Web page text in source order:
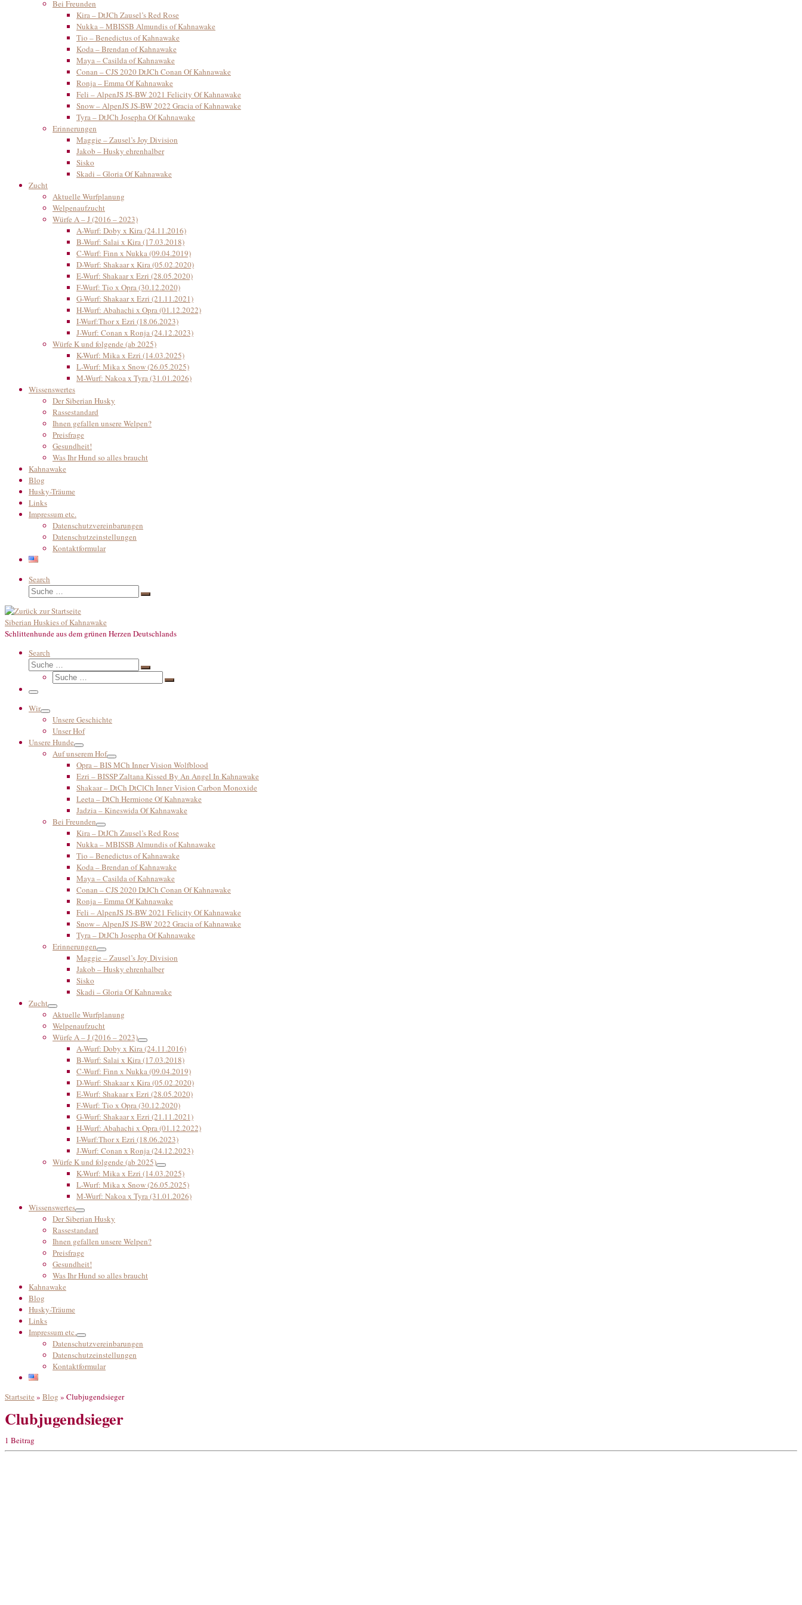
Bei Freunden
Kira – DtJCh Zausel’s Red Rose
Nukka – MBISSB Almundis of Kahnawake
Tio – Benedictus of Kahnawake
Koda – Brendan of Kahnawake
Maya – Casilda of Kahnawake
Conan – CJS 2020 DtJCh Conan Of Kahnawake
Ronja – Emma Of Kahnawake
Feli – AlpenJS JS-BW 2021 Felicity Of Kahnawake
Snow – AlpenJS JS-BW 2022 Gracia of Kahnawake
Tyra – DtJCh Josepha Of Kahnawake
Erinnerungen
Maggie – Zausel’s Joy Division
Jakob – Husky ehrenhalber
Sisko
Skadi – Gloria Of Kahnawake
Zucht
Aktuelle Wurfplanung
Welpenaufzucht
Würfe A – J (2016 – 2023)
A-Wurf: Doby x Kira (24.11.2016)
B-Wurf: Salai x Kira (17.03.2018)
C-Wurf: Finn x Nukka (09.04.2019)
D-Wurf: Shakaar x Kira (05.02.2020)
E-Wurf: Shakaar x Ezri (28.05.2020)
F-Wurf: Tio x Opra (30.12.2020)
G-Wurf: Shakaar x Ezri (21.11.2021)
H-Wurf: Abahachi x Opra (01.12.2022)
I-Wurf:Thor x Ezri (18.06.2023)
J-Wurf: Conan x Ronja (24.12.2023)
Würfe K und folgende (ab 2025)
K-Wurf: Mika x Ezri (14.03.2025)
L-Wurf: Mika x Snow (26.05.2025)
M-Wurf: Nakoa x Tyra (31.01.2026)
Wissenswertes
Der Siberian Husky
Rassestandard
Ihnen gefallen unsere Welpen?
Preisfrage
Gesundheit!
Was Ihr Hund so alles braucht
Kahnawake
Blog
Husky-Träume
Links
Impressum etc.
Datenschutzvereinbarungen
Datenschutzeinstellungen
Kontaktformular
Search
Suche
Suche
Siberian Huskies of Kahnawake
Schlittenhunde aus dem grünen Herzen Deutschlands
Search
Suche
Suche
Suche
Suche
Menü
Wir
Unsere Geschichte
Unser Hof
Unsere Hunde
Auf unserem Hof
Opra – BIS MCh Inner Vision Wolfblood
Ezri – BISSP Zaltana Kissed By An Angel In Kahnawake
Shakaar – DtCh DtClCh Inner Vision Carbon Monoxide
Leeta – DtCh Hermione Of Kahnawake
Jadzia – Kineswida Of Kahnawake
Bei Freunden
Kira – DtJCh Zausel’s Red Rose
Nukka – MBISSB Almundis of Kahnawake
Tio – Benedictus of Kahnawake
Koda – Brendan of Kahnawake
Maya – Casilda of Kahnawake
Conan – CJS 2020 DtJCh Conan Of Kahnawake
Ronja – Emma Of Kahnawake
Feli – AlpenJS JS-BW 2021 Felicity Of Kahnawake
Snow – AlpenJS JS-BW 2022 Gracia of Kahnawake
Tyra – DtJCh Josepha Of Kahnawake
Erinnerungen
Maggie – Zausel’s Joy Division
Jakob – Husky ehrenhalber
Sisko
Skadi – Gloria Of Kahnawake
Zucht
Aktuelle Wurfplanung
Welpenaufzucht
Würfe A – J (2016 – 2023)
A-Wurf: Doby x Kira (24.11.2016)
B-Wurf: Salai x Kira (17.03.2018)
C-Wurf: Finn x Nukka (09.04.2019)
D-Wurf: Shakaar x Kira (05.02.2020)
E-Wurf: Shakaar x Ezri (28.05.2020)
F-Wurf: Tio x Opra (30.12.2020)
G-Wurf: Shakaar x Ezri (21.11.2021)
H-Wurf: Abahachi x Opra (01.12.2022)
I-Wurf:Thor x Ezri (18.06.2023)
J-Wurf: Conan x Ronja (24.12.2023)
Würfe K und folgende (ab 2025)
K-Wurf: Mika x Ezri (14.03.2025)
L-Wurf: Mika x Snow (26.05.2025)
M-Wurf: Nakoa x Tyra (31.01.2026)
Wissenswertes
Der Siberian Husky
Rassestandard
Ihnen gefallen unsere Welpen?
Preisfrage
Gesundheit!
Was Ihr Hund so alles braucht
Kahnawake
Blog
Husky-Träume
Links
Impressum etc.
Datenschutzvereinbarungen
Datenschutzeinstellungen
Kontaktformular
Startseite » Blog » Clubjugendsieger
Clubjugendsieger
1 Beitrag